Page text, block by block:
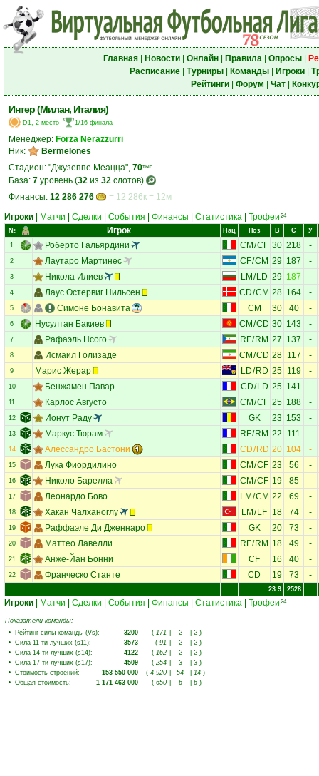
Главная| Новости| Онлайн| Правила| Опросы|
Расписание| Турниры| Команды| Игроки|
Рейтинги| Форум Чат|
Интер (Милан, Италия)
D1, 2 место 1/16 финала
Менеджер: Forza Nerazzurri
Ник:
Bermelones
Стадион: "Джузеппе Меацца", 70тыс.
База: 7 уровень (32 из 32 слотов)
Финансы: 12 286 276
= 12 286к = 12м
Игроки
Матчи Сделки События Финансы Статистика Трофеи 24
№ Игрок Нац Поз В С У
1 Роберто Гальярдини CM /CF 30 218 -
2 Лаутаро Мартинес CF/CM 29 187 -
3 Никола Илиев LM / LD 29 187 -
4 Лаус Остервиг Нильсен CD/CM 28 164 -
5 Симоне Бонавита CM 30 40 -
6 Нусултан Бакиев CM /CD 30 143 -
7 Рафаэль Нсого RF/ RM 27 137 -
8 Исмаил Голизаде CM /CD 28 117 -
9 Марис Жерар LD/RD 25 119 -
10 Бенжамен Павар CD/LD 25 141 -
11 Карлос Августо CM /CF 25 188 -
12 Ионут Раду GK 23 153 -
13 Маркус Тюрам RF/ RM 22 111 -
14 Алессандро Бастони CD/RD 20 104 -
15 Лука Фиордилино CM /CF 23 56 -
16 Николо Барелла CM /CF 19 85 -
17 Леонардо Бово LM /CM 22 69 -
18 Хакан Чалханоглу LM / LF 18 74 -
19 Раффаэле Ди Дженнаро GK 20 73 -
20 Маттео Лавелли RF/ RM 18 49 -
21 Анже-Йан Бонни CF 16 40 -
22 Франческо Станте CD 19 73 -
23.9 2528
Игроки Матчи Сделки События Финансы Статистика Трофеи 24
Показатели команды:
• Рейтинг силы команды (Vs): 3200 ( 171 2 2 )
• Сила 11-ти лучших (s11): 3573 ( 91 2 2 )
• Сила 14-ти лучших (s14): 4122 ( 162 2 2 )
• Сила 17-ти лучших (s17): 4509 ( 254 3 3 )
• Стоимость строений: 153 550 000 ( 4 920 54 14 )
• Общая стоимость: 1 171 463 000 ( 650 6 6 )